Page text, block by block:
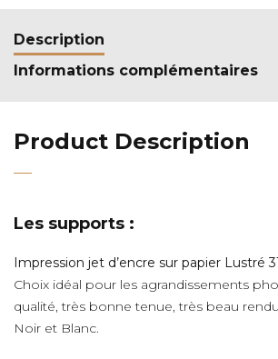
Description
Informations complémentaires
Product Description
Les supports :
Impression jet d’encre sur papier Lustré
Choix idéal pour les agrandissements
qualité, très bonne tenue, très beau
Noir et Blanc.